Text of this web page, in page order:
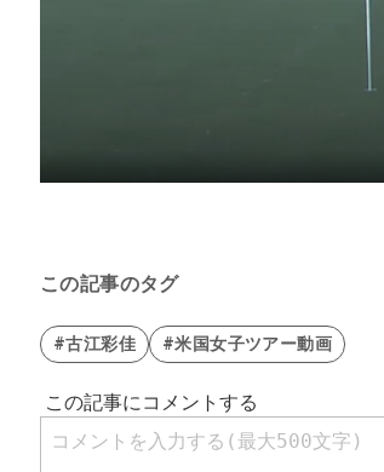
この記事のタグ
#古江彩佳 #米国女子ツアー動画